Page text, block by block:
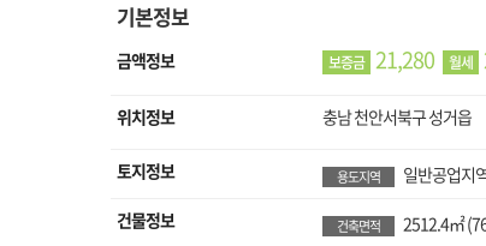
기본정보
금액정보 보증금 21,280 월세
위치정보 충남 천안서북구 성거읍
토지정보 용도지역 일반공업지
건물정보
건축면적 2512.4㎡